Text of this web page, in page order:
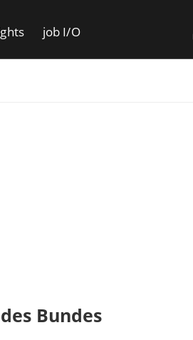
job I/O
Bundes